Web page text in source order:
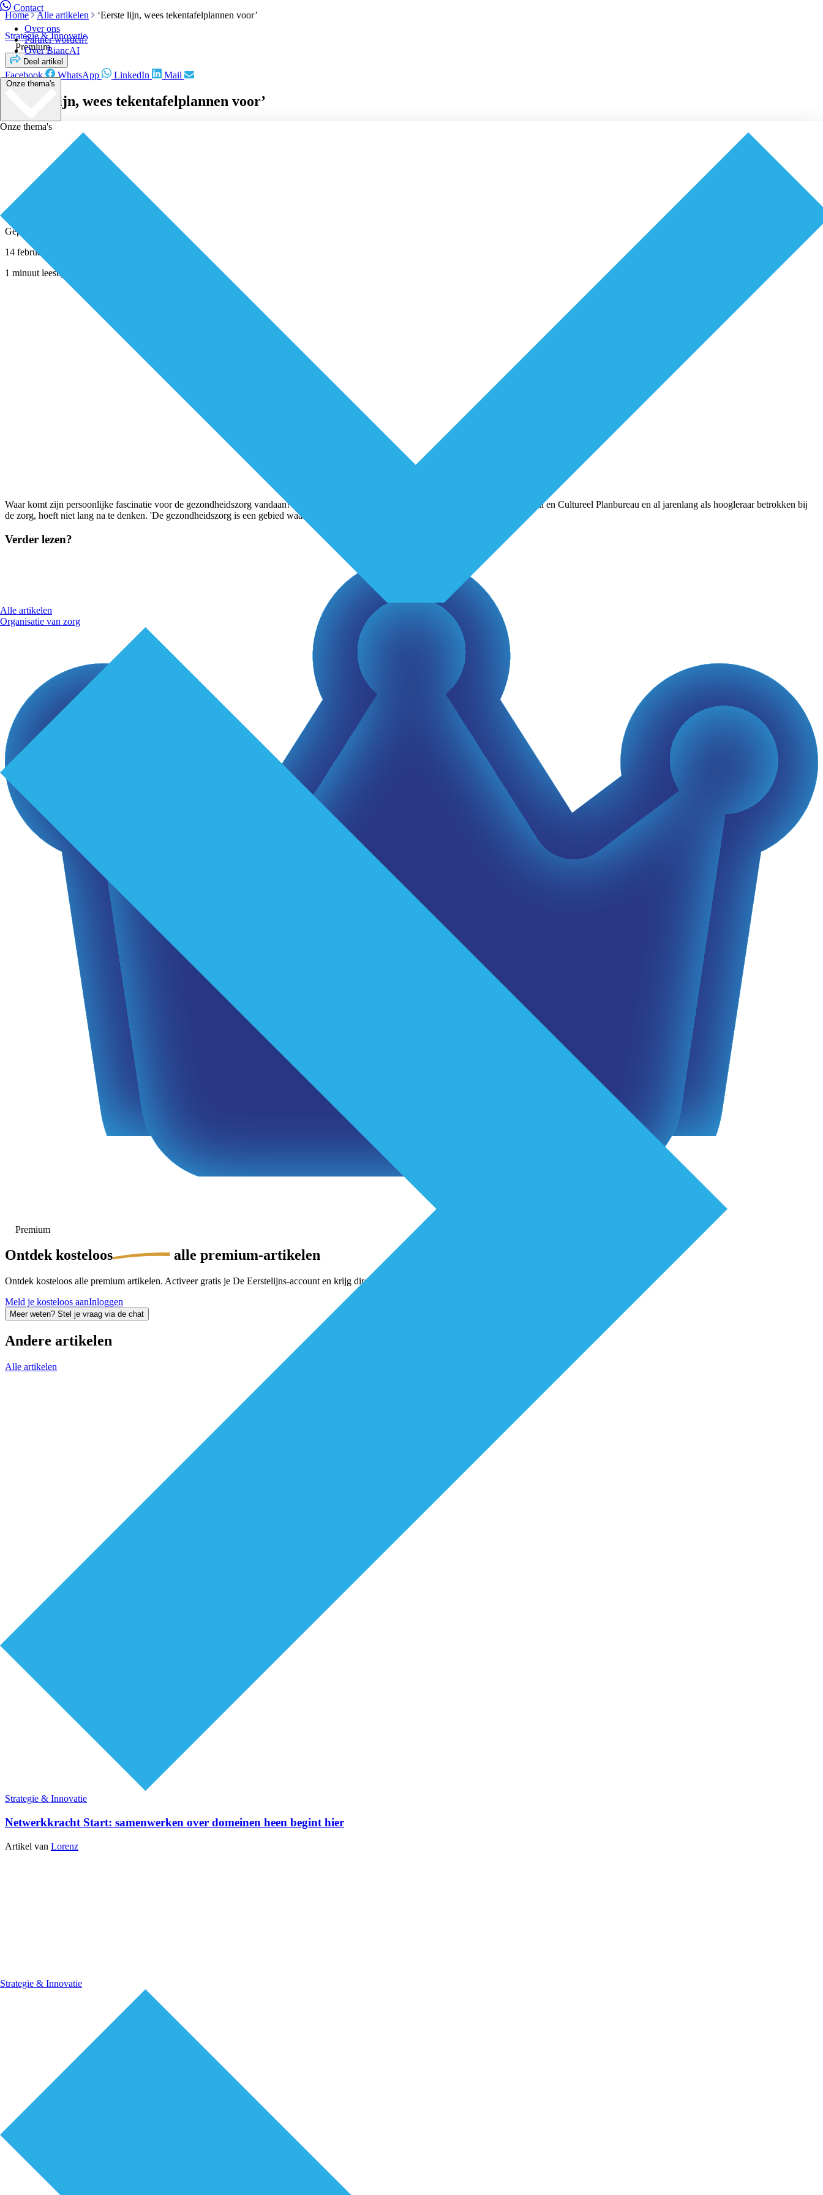
Contact
Over ons
Partner worden?
Over BiancAI
Onze thema's
Onze thema's
Alle artikelen
Organisatie van zorg
Strategie & Innovatie
Home Alle artikelen
‘Eerste lijn, wees tekentafelplannen voor’
Strategie & Innovatie
Premium
Deel artikel
Facebook WhatsApp LinkedIn Mail
‘Eerste lijn, wees tekentafelplannen voor’
Geplaatst door
14 februari 2014
1 minuut leestijd
Waar komt zijn persoonlijke fascinatie voor de gezondheidszorg vandaan? Kim Putters, sinds medio juni vorig jaar directeur van het Sociaal en Cultureel Planbureau en al jarenlang als hoogleraar betrokken bij
de zorg, hoeft niet lang na te denken. 'De gezondheidszorg is een gebied waarvan iedereen verwacht dat het goed geregeld
Verder lezen?
Premium
Ontdekkosteloos alle premium-artikelen
Ontdek kosteloos alle premium artikelen. Activeer gratis je De Eerstelijns-account en krijg direct toegang.
Meld je kosteloos aanInloggen
Meer weten? Stel je vraag via de chat
Andere artikelen
Alle artikelen
Strategie & Innovatie
Netwerkkracht Start: samenwerken over domeinen heen begint hier
Artikel van Lorenz